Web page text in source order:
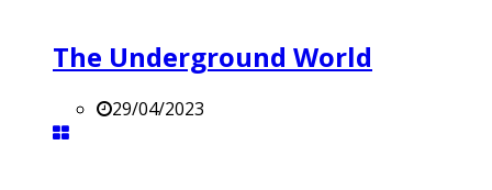
The Underground World
29/04/2023